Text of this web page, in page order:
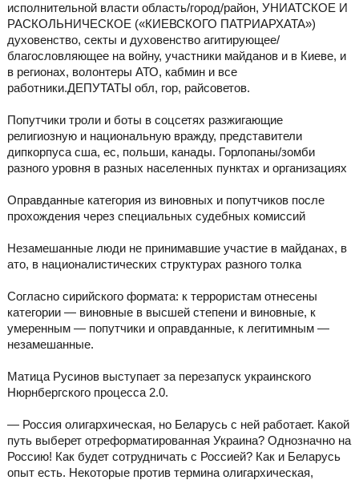
исполнительной власти область/город/район, УНИАТСКОЕ И
РАСКОЛЬНИЧЕСКОЕ («КИЕВСКОГО ПАТРИАРХАТА»)
духовенство, секты и духовенство агитирующее/
благословляющее на войну, участники майданов и в Киеве, и
в регионах, волонтеры АТО, кабмин и все
работники.ДЕПУТАТЫ обл, гор, райсоветов.
Попутчики троли и боты в соцсетях разжигающие
религиозную и национальную вражду, представители
дипкорпуса сша, ес, польши, канады. Горлопаны/зомби
разного уровня в разных населенных пунктах и организациях
Оправданные категория из виновных и попутчиков после
прохождения через специальных судебных комиссий
Незамешанные люди не принимавшие участие в майданах, в
ато, в националистических структурах разного толка
Согласно сирийского формата: к террористам отнесены
категории — виновные в высшей степени и виновные, к
умеренным — попутчики и оправданные, к легитимным —
незамешанные.
Матица Русинов выступает за перезапуск украинского
Нюрнбергского процесса 2.0.
— Россия олигархическая, но Беларусь с ней работает. Какой
путь выберет отреформатированная Украина? Однозначно на
Россию! Как будет сотрудничать с Россией? Как и Беларусь
опыт есть. Некоторые против термина олигархическая,